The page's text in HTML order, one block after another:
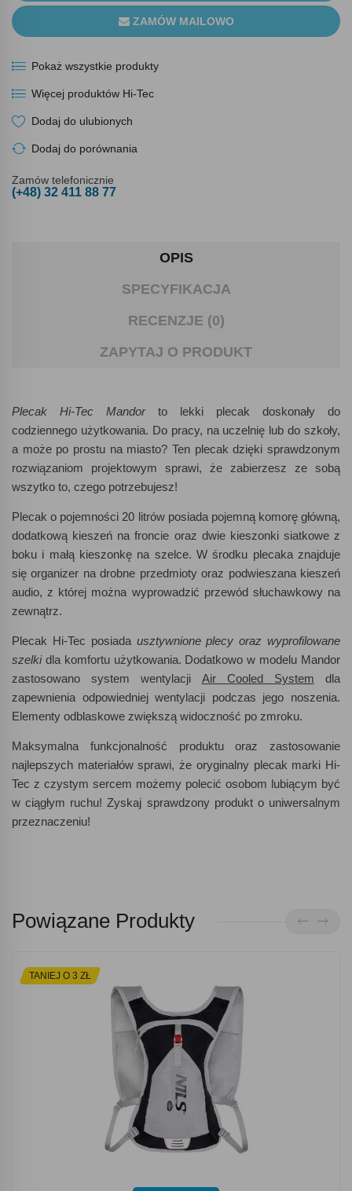
ZAMÓW MAILOWO
Pokaż wszystkie produkty
Więcej produktów Hi-Tec
Dodaj do ulubionych
Dodaj do porównania
Zamów telefonicznie
(+48) 32 411 88 77
OPIS
SPECYFIKACJA
RECENZJE (0)
ZAPYTAJ O PRODUKT
Plecak Hi-Tec Mandorto lekki plecak doskonały do
codziennego użytkowania. Do pracy, na uczelnię lub do szkoły,
a może po prostu na miasto? Ten plecak dzięki sprawdzonym
rozwiązaniom projektowym sprawi, że zabierzesz ze sobą
wszytko to, czego potrzebujesz!
Plecak o pojemności 20 litrów posiada pojemną komorę główną,
dodatkową kieszeń na froncie oraz dwie kieszonki siatkowe z
boku i małą kieszonkę na szelce. W środku plecaka znajduje
się organizer na drobne przedmioty oraz podwieszana kieszeń
audio, z której można wyprowadzić przewód słuchawkowy na
zewnątrz.
Plecak Hi-Tec posiada usztywnione plecy oraz wyprofilowane
szelkidla komfortu użytkowania. Dodatkowo w modelu Mandor
zastosowano system wentylacji Air Cooled System dla
zapewnienia odpowiedniej wentylacji podczas jego noszenia.
Elementy odblaskowe zwiększą widoczność po zmroku.
Maksymalna funkcjonalność produktu oraz zastosowanie
najlepszych materiałów sprawi, że oryginalny plecak marki Hi-
Tec z czystym sercem możemy polecić osobom lubiącym być
w ciągłym ruchu! Zyskaj sprawdzony produkt o uniwersalnym
przeznaczeniu!
Powiązane Produkty
TANIEJ O 3 ZŁ